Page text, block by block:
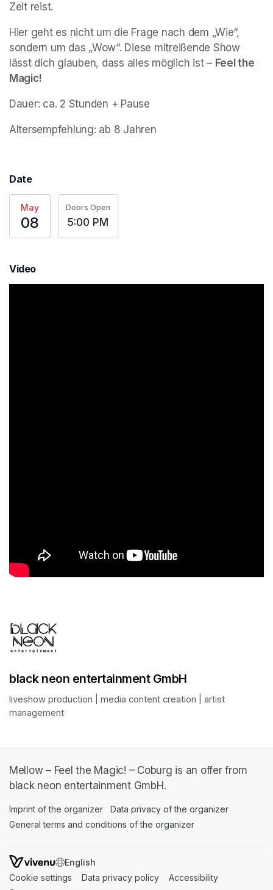
Zeit reist.
Hier geht es nicht um die Frage nach dem „Wie“,
sondern um das „Wow“. Diese mitreißende Show
lässt dich glauben, dass alles möglich ist – Feel the
Magic!
Dauer: ca. 2 Stunden + Pause
Altersempfehlung: ab 8 Jahren
Date
May
08
Doors Open
5:00 PM
Video
black neon entertainment GmbH
liveshow production | media content creation | artist
management
Mellow – Feel the Magic! – Coburg is an offer from
black neon entertainment GmbH.
Imprint of the organizer (opens in a new tab)
Data privacy of the organizer
General terms and conditions of the organizer
SWITCH LANGUAGE
Cookie settings (opens in a new tab)
Data privacy policy (opens in a new tab)
Accessibility